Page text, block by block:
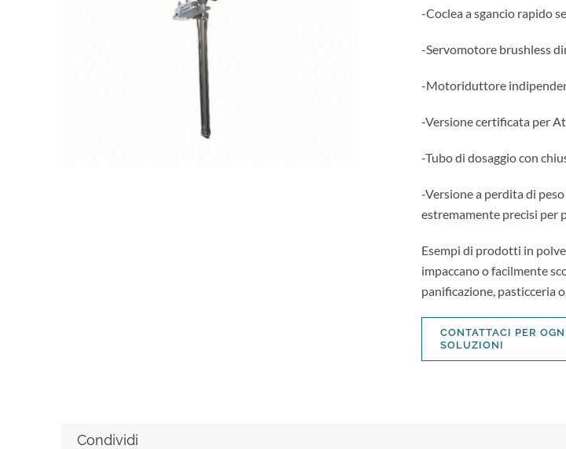
-Coclea a sgancio rapido
-Servomotore brushless
-Motoriduttore
-Versione certificata per
-Tubo di dosaggio con
-Versione a perdita di
estremamente precisi per
Esempi di prodotti in
impaccano o facilmente
panificazione, pasticceria
CONTATTACI PER
SOLUZIONI
Condividi